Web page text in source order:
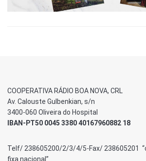
COOPERATIVA RÁDIO BOA NOVA, CRL
Av. Calouste Gulbenkian, s/n
3400-060 Oliveira do Hospital
IBAN-PT50 0045 3380 40167960882 18
Telf/ 238605200/2/3/4/5-Fax/ 238605201
fixa nacional”